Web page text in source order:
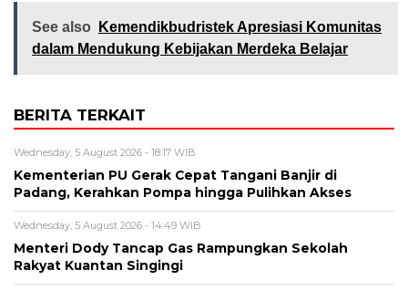
See also
Kemendikbudristek Apresiasi Komunitas
dalam Mendukung Kebijakan Merdeka Belajar
BERITA TERKAIT
Wednesday, 5 August 2026 - 18:17 WIB
Kementerian PU Gerak Cepat Tangani Banjir di
Padang, Kerahkan Pompa hingga Pulihkan Akses
Wednesday, 5 August 2026 - 14:49 WIB
Menteri Dody Tancap Gas Rampungkan Sekolah
Rakyat Kuantan Singingi